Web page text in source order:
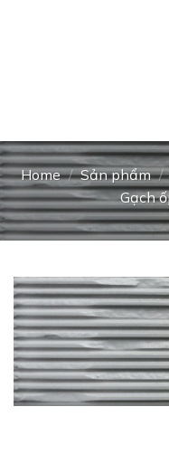
Home / Sản phẩm /
Gạch